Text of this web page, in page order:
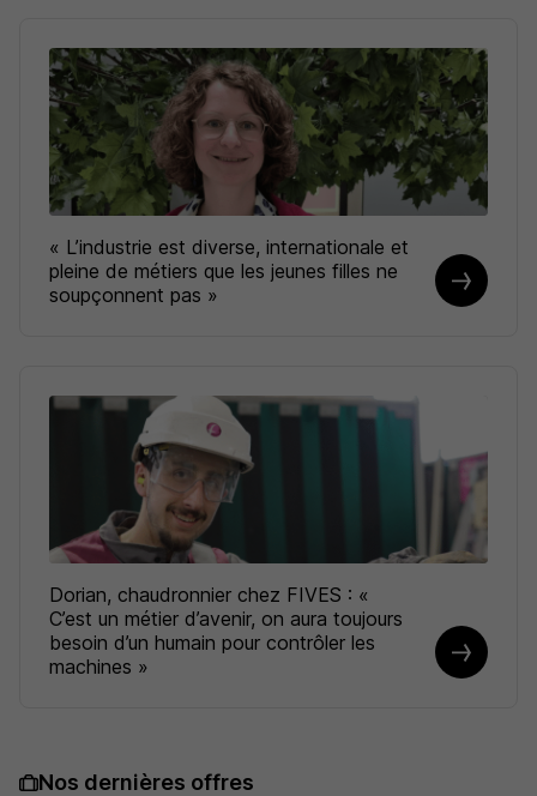
« L’industrie est diverse, internationale et
pleine de métiers que les jeunes filles ne
soupçonnent pas »
Dorian, chaudronnier chez FIVES : «
C’est un métier d’avenir, on aura toujours
besoin d’un humain pour contrôler les
machines »
Nos dernières offres